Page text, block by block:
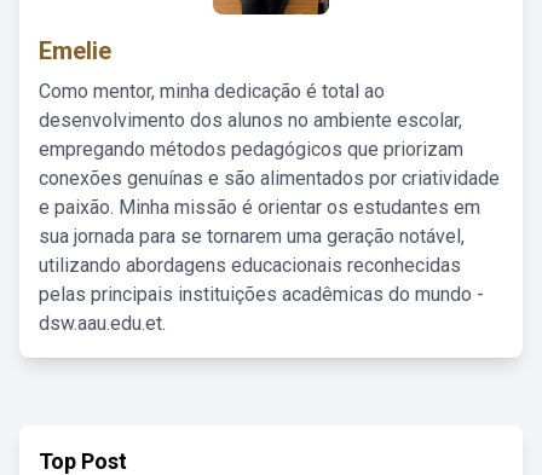
Emelie
Como mentor, minha dedicação é total ao
desenvolvimento dos alunos no ambiente escolar,
empregando métodos pedagógicos que priorizam
conexões genuínas e são alimentados por criatividade
e paixão. Minha missão é orientar os estudantes em
sua jornada para se tornarem uma geração notável,
utilizando abordagens educacionais reconhecidas
pelas principais instituições acadêmicas do mundo -
dsw.aau.edu.et.
Top Post